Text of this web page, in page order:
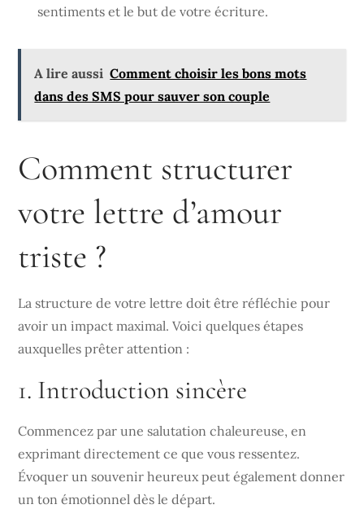
sentiments et le but de votre écriture.
A lire aussi Comment choisir les bons mots
dans des SMS pour sauver son couple
Comment structurer
votre lettre d’amour
triste ?
La structure de votre lettre doit être réfléchie pour
avoir un impact maximal. Voici quelques étapes
auxquelles prêter attention :
1. Introduction sincère
Commencez par une salutation chaleureuse, en
exprimant directement ce que vous ressentez.
Évoquer un souvenir heureux peut également donner
un ton émotionnel dès le départ.